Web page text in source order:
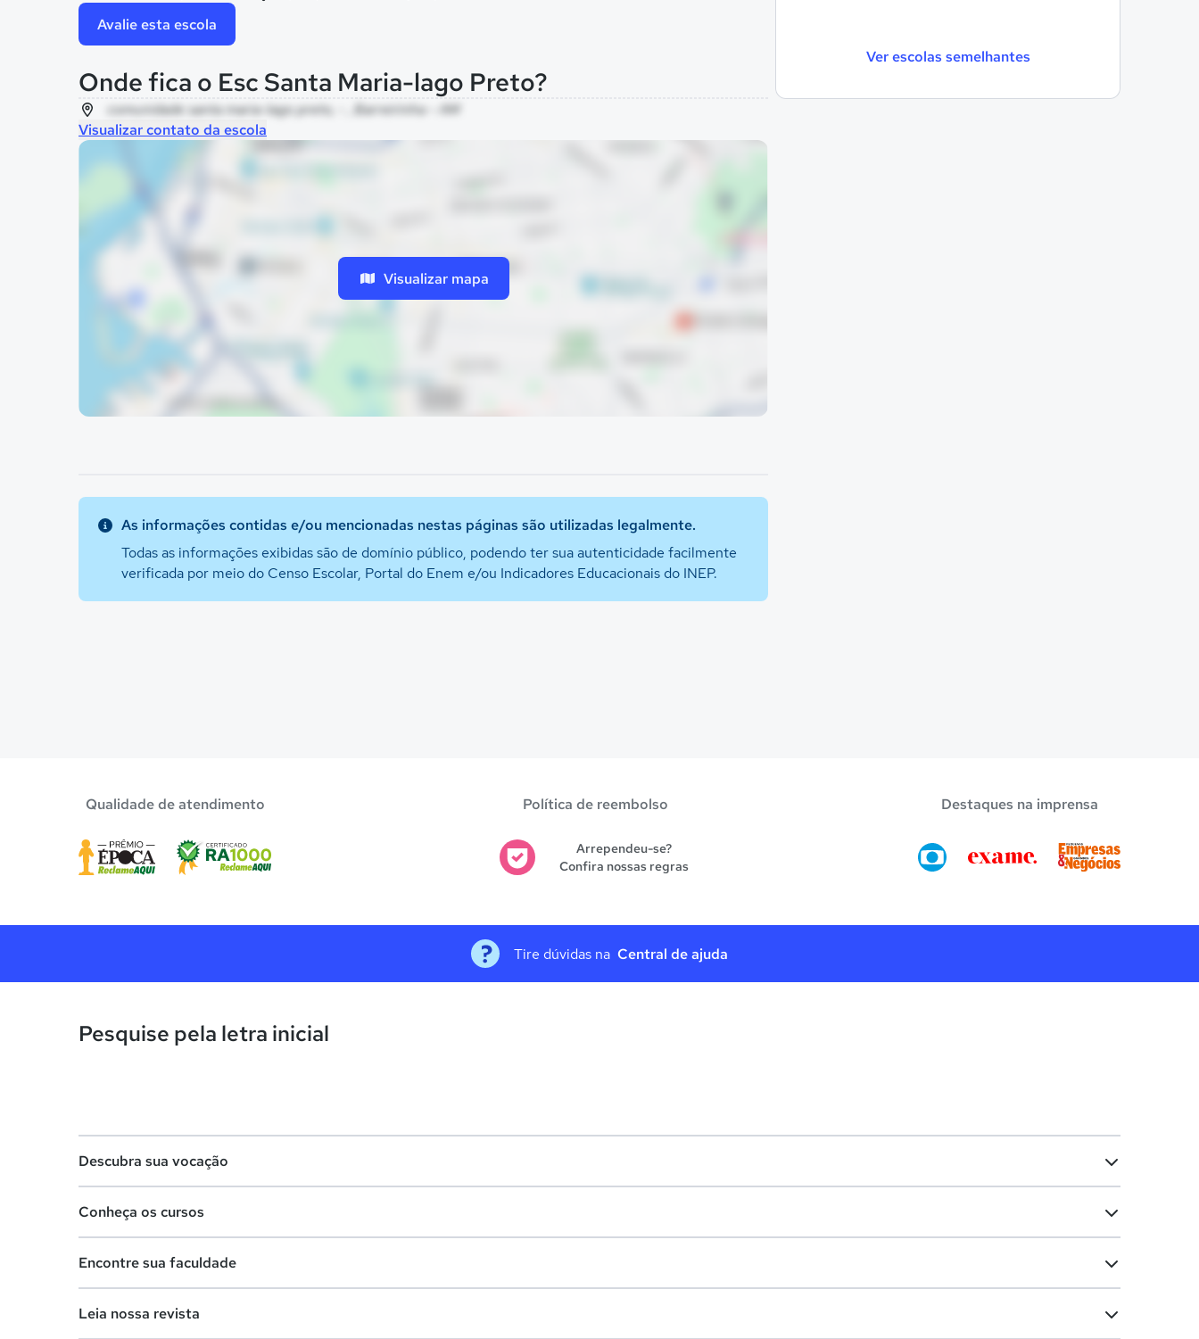
Ver escolas semelhantes
Avalie esta escola
Onde fica o Esc Santa Maria-lago Preto?
comunidade santa maria-lago preto, - , Barreirinha - AM
Visualizar contato da escola
Visualizar mapa
As informações contidas e/ou mencionadas nestas páginas são utilizadas legalmente.
Todas as informações exibidas são de domínio público, podendo ter sua autenticidade facilmente
verificada por meio do Censo Escolar, Portal do Enem e/ou Indicadores Educacionais do INEP.
Qualidade de atendimento Política de reembolso
Arrependeu-se?
Confira nossas regras
Destaques na imprensa
Tire dúvidas na Central de ajuda
Pesquise pela letra inicial
Descubra sua vocação
Lista de profissões
Conheça os cursos
Cursos de graduação
Encontre sua faculdade
Leia nossa revista